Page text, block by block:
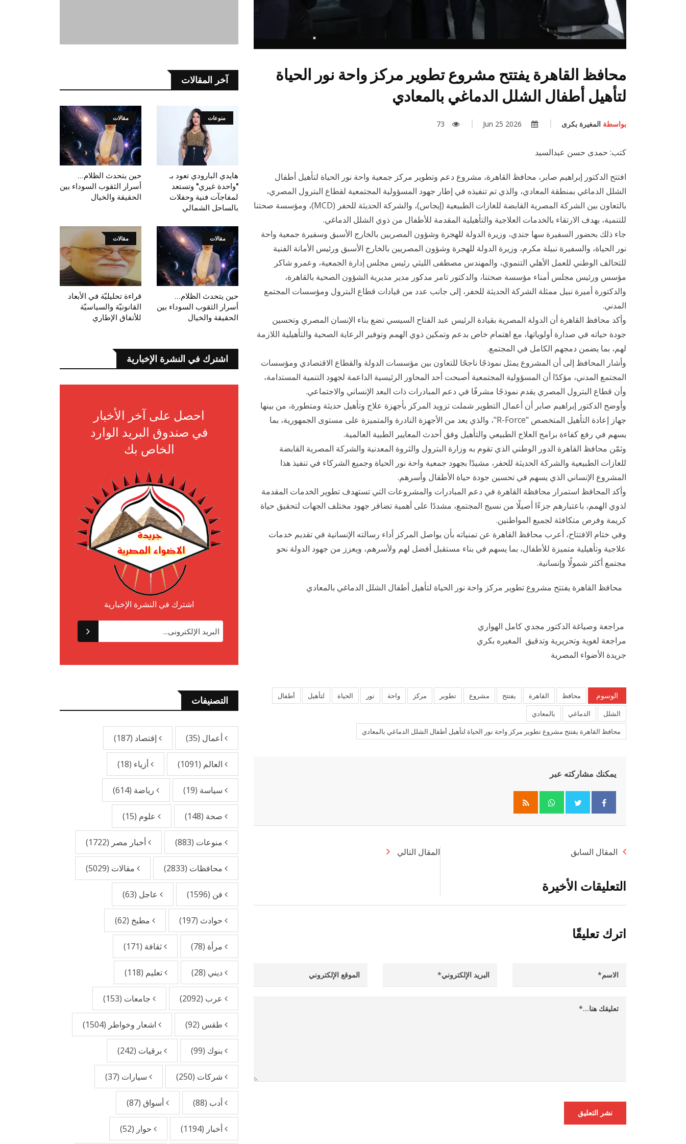
محافظ القاهرة يفتتح مشروع تطوير مركز واحة نور الحياة
لتأهيل أطفال الشلل الدماغي بالمعادي
بواسطة المغيرة بكرى 73
كتب: حمدى حسن عبدالسيد
افتتح الدكتور إبراهيم صابر، محافظ القاهرة، مشروع دعم وتطوير مركز جمعية واحة نور الحياة لتأهيل أطفال
الشلل الدماغي بمنطقة المعادي، والذي تم تنفيذه في إطار جهود المسؤولية المجتمعية لقطاع البترول المصري،
بالتعاون بين الشركة المصرية القابضة للغازات الطبيعية (إيجاس)، والشركة الحديثة للحفر (MCD)، ومؤسسة صحتنا
للتنمية، بهدف الارتقاء بالخدمات العلاجية والتأهيلية المقدمة للأطفال من ذوي الشلل الدماغي.
جاء ذلك بحضور السفيرة سها جندي، وزيرة الدولة للهجرة وشؤون المصريين بالخارج الأسبق وسفيرة جمعية واحة
نور الحياة، والسفيرة نبيلة مكرم، وزيرة الدولة للهجرة وشؤون المصريين بالخارج الأسبق ورئيس الأمانة الفنية
للتحالف الوطني للعمل الأهلي التنموي، والمهندس مصطفى الليثي رئيس مجلس إدارة الجمعية، وعمرو شاكر
مؤسس ورئيس مجلس أمناء مؤسسة صحتنا، والدكتور تامر مدكور مدير مديرية الشؤون الصحية بالقاهرة،
والدكتورة أميرة نبيل ممثلة الشركة الحديثة للحفر، إلى جانب عدد من قيادات قطاع البترول ومؤسسات المجتمع
المدني.
وأكد محافظ القاهرة أن الدولة المصرية بقيادة الرئيس عبد الفتاح السيسي تضع بناء الإنسان المصري وتحسين
جودة حياته في صدارة أولوياتها، مع اهتمام خاص بدعم وتمكين ذوي الهمم وتوفير الرعاية الصحية والتأهيلية اللازمة
لهم، بما يضمن دمجهم الكامل في المجتمع.
وأشار المحافظ إلى أن المشروع يمثل نموذجًا ناجحًا للتعاون بين مؤسسات الدولة والقطاع الاقتصادي ومؤسسات
المجتمع المدني، مؤكدًا أن المسؤولية المجتمعية أصبحت أحد المحاور الرئيسية الداعمة لجهود التنمية المستدامة،
وأن قطاع البترول المصري يقدم نموذجًا مشرفًا في دعم المبادرات ذات البعد الإنساني والاجتماعي.
وأوضح الدكتور إبراهيم صابر أن أعمال التطوير شملت تزويد المركز بأجهزة علاج وتأهيل حديثة ومتطورة، من بينها
جهاز إعادة التأهيل المتخصص "R-Force"، والذي يعد من الأجهزة النادرة والمتميزة على مستوى الجمهورية، بما
يسهم في رفع كفاءة برامج العلاج الطبيعي والتأهيل وفق أحدث المعايير الطبية العالمية.
وثمّن محافظ القاهرة الدور الوطني الذي تقوم به وزارة البترول والثروة المعدنية والشركة المصرية القابضة
للغازات الطبيعية والشركة الحديثة للحفر، مشيدًا بجهود جمعية واحة نور الحياة وجميع الشركاء في تنفيذ هذا
المشروع الإنساني الذي يسهم في تحسين جودة حياة الأطفال وأسرهم.
وأكد المحافظ استمرار محافظة القاهرة في دعم المبادرات والمشروعات التي تستهدف تطوير الخدمات المقدمة
لذوي الهمم، باعتبارهم جزءًا أصيلًا من نسيج المجتمع، مشددًا على أهمية تضافر جهود مختلف الجهات لتحقيق حياة
كريمة وفرص متكافئة لجميع المواطنين.
وفي ختام الافتتاح، أعرب محافظ القاهرة عن تمنياته بأن يواصل المركز أداء رسالته الإنسانية في تقديم خدمات
علاجية وتأهيلية متميزة للأطفال، بما يسهم في بناء مستقبل أفضل لهم ولأسرهم، ويعزز من جهود الدولة نحو
مجتمع أكثر شمولًا وإنسانية.
محافظ القاهرة يفتتح مشروع تطوير مركز واحة نور الحياة لتأهيل أطفال الشلل الدماغي بالمعادي
مراجعة وصياغة الدكتور مجدي كامل الهواري
مراجعة لغوية وتحريرية وتدقيق المغيره بكري
جريدة الأضواء المصرية
الوسوم محافظ القاهرة يفتتح مشروع تطوير مركز واحة نور الحياة لتأهيل
أطفال
الشلل
الدماغي
بالمعادي
محافظ القاهرة يفتتح مشروع تطوير مركز واحة نور الحياة لتأهيل أطفال الشلل الدماغي بالمعادي
يمكنك مشاركته عبر
Whatsapp
المقال السابق المقال التالي
التعليقات الأخيرة
اترك تعليقًا
نشر التعليق
آخر المقالات
منوعات
هايدي البارودي تعود بـ
"واحدة غيري" وتستعد
لمفاجآت فنية وحفلات
بالساحل الشمالي
مقالات
حين يتحدث الظلام...
أسرار الثقوب السوداء بين
الحقيقة والخيال
مقالات
حين يتحدث الظلام...
أسرار الثقوب السوداء بين
الحقيقة والخيال
مقالات
قراءة تحليليّة في الأبعاد
القانونيّة والسياسيّة
للأتفاق الإطاري
اشترك في النشرة الإخبارية
احصل على آخر الأخبار
في صندوق البريد الوارد
الخاص بك
اشترك في النشرة الإخبارية
التصنيفات
أعمال (35) إقتصاد (187)
العالم (1091) أزياء (18)
سياسة (19) رياضة (614)
صحة (148) علوم (15)
منوعات (883) أخبار مصر (1722)
محافظات (2833) مقالات (5029)
فن (1596) عاجل (63)
حوادث (197) مطبخ (62)
مرأة (78) ثقافة (171)
ديني (28) تعليم (118)
عرب (2092) جامعات (153)
طقس (92) اشعار وخواطر (1504)
بنوك (99) برقيات (242)
شركات (250) سيارات (37)
أدب (88) أسواق (87)
أخبار (1194) حوار (52)